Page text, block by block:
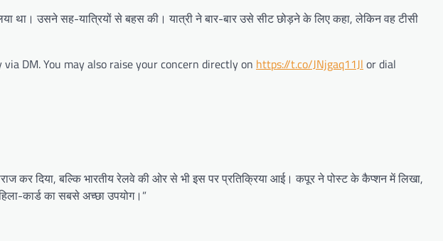
था। उसने सह-यात्रियों से बहस की। यात्री ने बार-बार उसे सीट छोड़ने के लिए कहा, लेकिन वह टीसी
DM. You may also raise your concern directly on https://t.co/JNjgaq11Jl or dial
कर दिया, बल्कि भारतीय रेलवे की ओर से भी इस पर प्रतिक्रिया आई। कपूर ने पोस्ट के कैप्शन में लिखा,
कार्ड का सबसे अच्छा उपयोग।”